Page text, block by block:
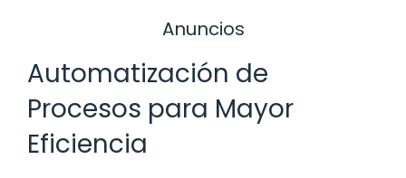
Anuncios
Automatización de
Procesos para Mayor
Eficiencia